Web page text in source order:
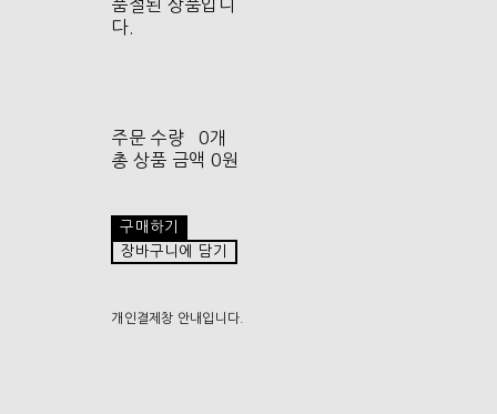
품절된 상품입니
다.
주문 수량
0개
총 상품 금액 0원
구매하기
장바구니에 담기
개인결제창 안내입니다.